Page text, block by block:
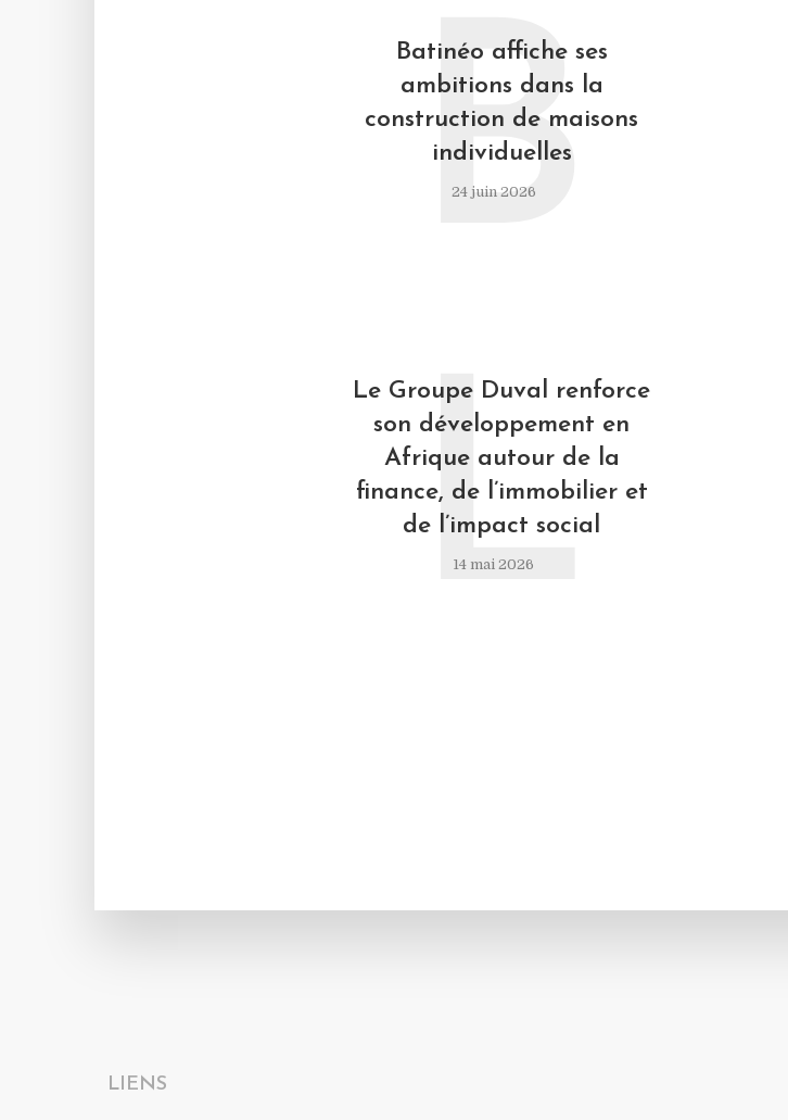
Batinéo affiche ses
ambitions dans la
construction de maisons
individuelles
24 juin 2026
B
Le Groupe Duval renforce
son développement en
Afrique autour de la
finance, de l’immobilier et
de l’impact social
14 mai 2026
L
LIENS